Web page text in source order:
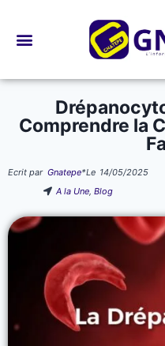
Comprendre la
Ecrit par Gnatepe*Le 14/05/2025
A la Une,Blog